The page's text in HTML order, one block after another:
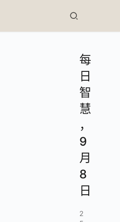
每
日
智
慧
，
9
月
8
日
2